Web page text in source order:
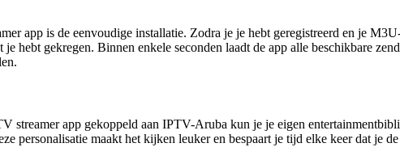
app is de eenvoudige installatie. Zodra je je hebt geregistreerd en je
hebt gekregen. Binnen enkele seconden laadt de app alle beschikbare
streamer app gekoppeld aan IPTV-Aruba kun je je eigen
personalisatie maakt het kijken leuker en bespaart je tijd elke keer dat je